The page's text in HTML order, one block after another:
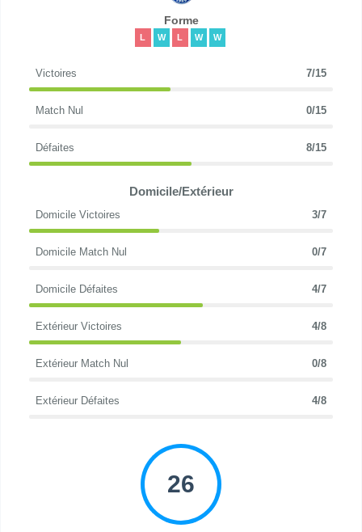
Forme
L W L W W
Victoires 7/15
Match Nul 0/15
Défaites 8/15
Domicile/Extérieur
Domicile Victoires 3/7
Domicile Match Nul 0/7
Domicile Défaites 4/7
Extérieur Victoires 4/8
Extérieur Match Nul 0/8
Extérieur Défaites 4/8
26